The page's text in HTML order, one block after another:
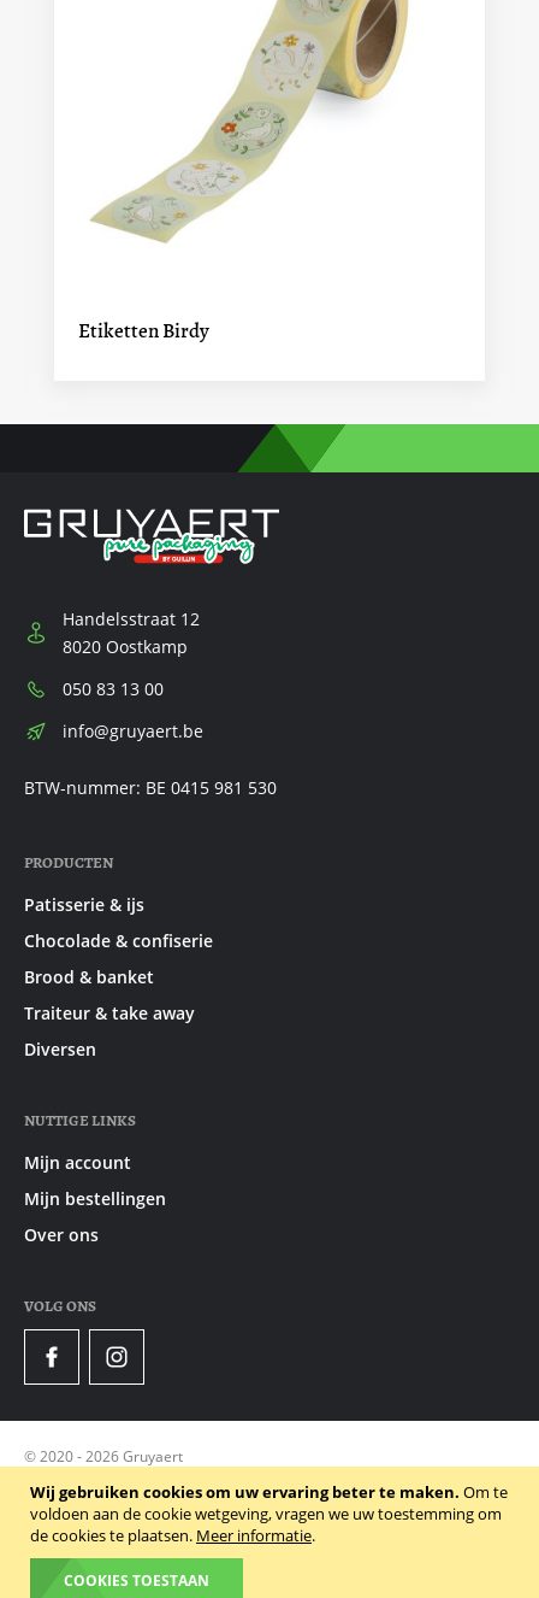
Wij gebruiken cookies om uw ervaring beter te maken. Om te
voldoen aan de cookie wetgeving, vragen we uw toestemming om
de cookies te plaatsen. Meer informatie.
COOKIES TOESTAAN
Etiketten Birdy
Handelsstraat 12
8020 Oostkamp
Telefoon:
050 83 13 00
E-
info@gruyaert.be
BTW-nummer: BE 0415 981 530
PRODUCTEN
Patisserie & ijs
Chocolade & confiserie
Brood & banket
Traiteur & take away
Diversen
NUTTIGE LINKS
Mijn account
Mijn bestellingen
Over ons
VOLG ONS
FacebookInstagram
© 2020 - 2026 Gruyaert
Privacy Policy
Algemene voorwaarden
Powered by Dynamate